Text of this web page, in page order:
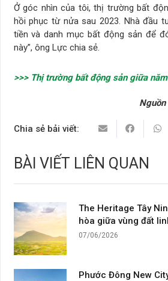
Ở góc nhìn của tôi, thị trường bất
hồi phục từ nửa sau 2023. Nhà đầu
tiền và danh mục bất động sản để
này”, ông Lực chia sẻ.
>>> Thị trường bất động sản giữa
Nguồn
Chia sẻ bải viết:
BÀI VIẾT LIÊN QUAN
The Heritage Tây
hòa giữa vùng đất
07/06/2026
Phước Đông New